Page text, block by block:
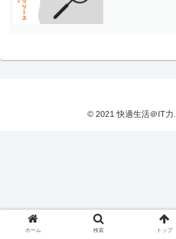
© 2021 快適生活＠IT力.
ホーム 検索 トップ